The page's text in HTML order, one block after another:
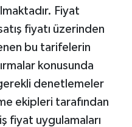
Fiyat
fiyatı üzerinden
bu tarifelerin
konusunda
denetlemeler
ekipleri tarafından
fiyat uygulamaları